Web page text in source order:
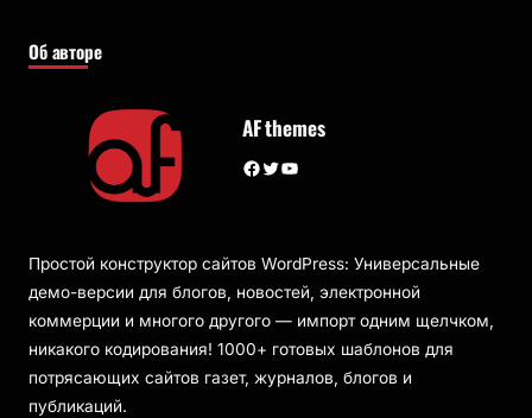
Об авторе
AF themes
Facebook Twitter YouTube
Простой конструктор сайтов WordPress: Универсальные
демо-версии для блогов, новостей, электронной
коммерции и многого другого — импорт одним щелчком,
никакого кодирования! 1000+ готовых шаблонов для
потрясающих сайтов газет, журналов, блогов и
публикаций.